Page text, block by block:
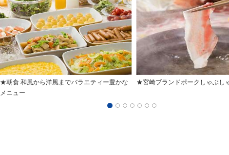
★朝食 和風から洋風までバラエティー豊かな
メニュー
★宮崎ブランドポークしゃぶし